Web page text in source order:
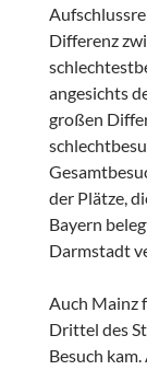
Differenz
angesichts
großen
der Plätze,
Bayern
Darmstadt
Auch Mainz
Drittel des
Besuch